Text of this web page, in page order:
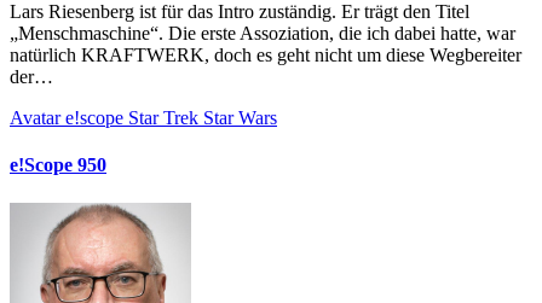
Lars Riesenberg ist für das Intro zuständig. Er trägt den Titel
„Menschmaschine“. Die erste Assoziation, die ich dabei hatte, war
natürlich KRAFTWERK, doch es geht nicht um diese Wegbereiter
der…
Avatare!scope Star Trek Star Wars
e!Scope 950